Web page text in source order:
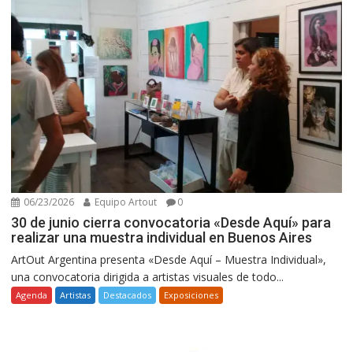
06/23/2026 Equipo Artout 0
30 de junio cierra convocatoria «Desde Aquí» para
realizar una muestra individual en Buenos Aires
ArtOut Argentina presenta «Desde Aquí – Muestra Individual»,
una convocatoria dirigida a artistas visuales de todo...
Agenda Artistas Destacados Exposiciones